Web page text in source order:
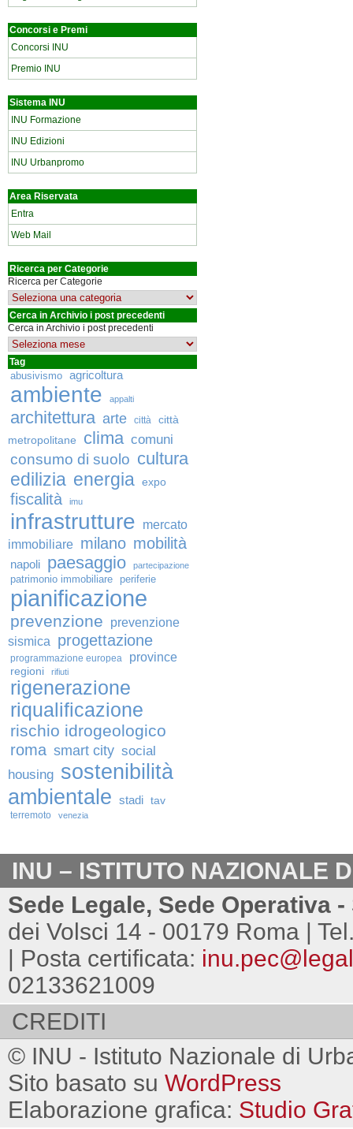
Concorsi e Premi
Concorsi INU
Premio INU
Sistema INU
INU Formazione
INU Edizioni
INU Urbanpromo
Area Riservata
Entra
Web Mail
Ricerca per Categorie
Ricerca per Categorie
Cerca in Archivio i post precedenti
Cerca in Archivio i post precedenti
Tag
abusivismo agricoltura
ambiente appalti
architettura arte città
città
metropolitane
clima comuni
consumo di suolo cultura
edilizia energia expo
fiscalità imu
infrastrutture
mercato
immobiliare milano mobilità
napoli paesaggio partecipazione
patrimonio immobiliare periferie
pianificazione
prevenzione
prevenzione
sismica
progettazione
programmazione europea province
regioni rifiuti
rigenerazione
riqualificazione
rischio idrogeologico
roma smart city social
housing sostenibilità
ambientale stadi tav
terremoto venezia
INU – ISTITUTO NAZIONALE
Sede Legale, Sede Operativa
dei Volsci 14 - 00179 Roma |
| Posta certificata:
02133621009
CREDITI
© INU - Istituto Nazionale di
Sito basato su WordPress
Elaborazione grafica: Studio